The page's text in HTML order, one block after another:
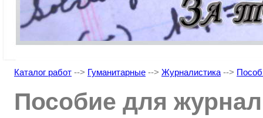
Каталог работ --> Гуманитарные --> Журналистика -->
Пособие для